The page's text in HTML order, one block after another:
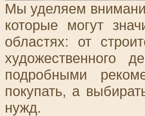
Мы уделяем
которые могут
областях: от
художественного
подробными
покупать, а
нужд.